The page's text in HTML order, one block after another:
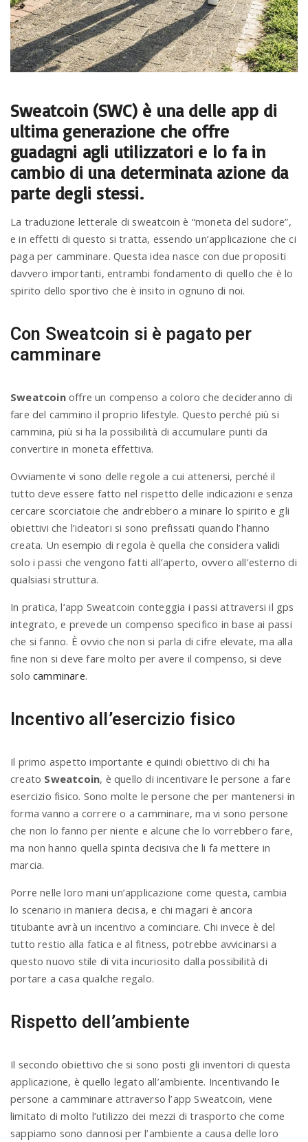
a
v
g
a
t
i
Sweatcoin (SWC) è una delle app di
ultima generazione che offre
guadagni agli utilizzatori e lo fa in
cambio di una determinata azione da
parte degli stessi.
La traduzione letterale di sweatcoin è “moneta del sudore”,
e in effetti di questo si tratta, essendo un’applicazione che ci
paga per camminare. Questa idea nasce con due propositi
davvero importanti, entrambi fondamento di quello che è lo
spirito dello sportivo che è insito in ognuno di noi.
Con Sweatcoin si è pagato per
camminare
Sweatcoinoffre un compenso a coloro che decideranno di
fare del cammino il proprio lifestyle. Questo perché più si
cammina, più si ha la possibilità di accumulare punti da
convertire in moneta effettiva.
Ovviamente vi sono delle regole a cui attenersi, perché il
tutto deve essere fatto nel rispetto delle indicazioni e senza
cercare scorciatoie che andrebbero a minare lo spirito e gli
obiettivi che l’ideatori si sono prefissati quando l’hanno
creata. Un esempio di regola è quella che considera validi
solo i passi che vengono fatti all’aperto, ovvero all’esterno di
qualsiasi struttura.
In pratica, l’app Sweatcoin conteggia i passi attraversi il gps
integrato, e prevede un compenso specifico in base ai passi
che si fanno. È ovvio che non si parla di cifre elevate, ma alla
fine non si deve fare molto per avere il compenso, si deve
solo camminare.
Incentivo all’esercizio fisico
Il primo aspetto importante e quindi obiettivo di chi ha
creato Sweatcoin, è quello di incentivare le persone a fare
esercizio fisico. Sono molte le persone che per mantenersi in
forma vanno a correre o a camminare, ma vi sono persone
che non lo fanno per niente e alcune che lo vorrebbero fare,
ma non hanno quella spinta decisiva che li fa mettere in
marcia.
Porre nelle loro mani un’applicazione come questa, cambia
lo scenario in maniera decisa, e chi magari è ancora
titubante avrà un incentivo a cominciare. Chi invece è del
tutto restio alla fatica e al fitness, potrebbe avvicinarsi a
questo nuovo stile di vita incuriosito dalla possibilità di
portare a casa qualche regalo.
Rispetto dell’ambiente
Il secondo obiettivo che si sono posti gli inventori di questa
applicazione, è quello legato all’ambiente. Incentivando le
persone a camminare attraverso l’app Sweatcoin, viene
limitato di molto l’utilizzo dei mezzi di trasporto che come
sappiamo sono dannosi per l’ambiente a causa delle loro